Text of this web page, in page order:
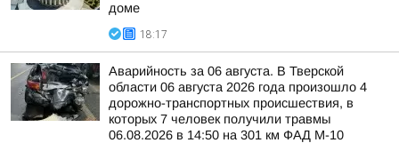
доме
18:17
Аварийность за 06 августа. В Тверской
области 06 августа 2026 года произошло 4
дорожно-транспортных происшествия, в
которых 7 человек получили травмы
06.08.2026 в 14:50 на 301 км ФАД М-10